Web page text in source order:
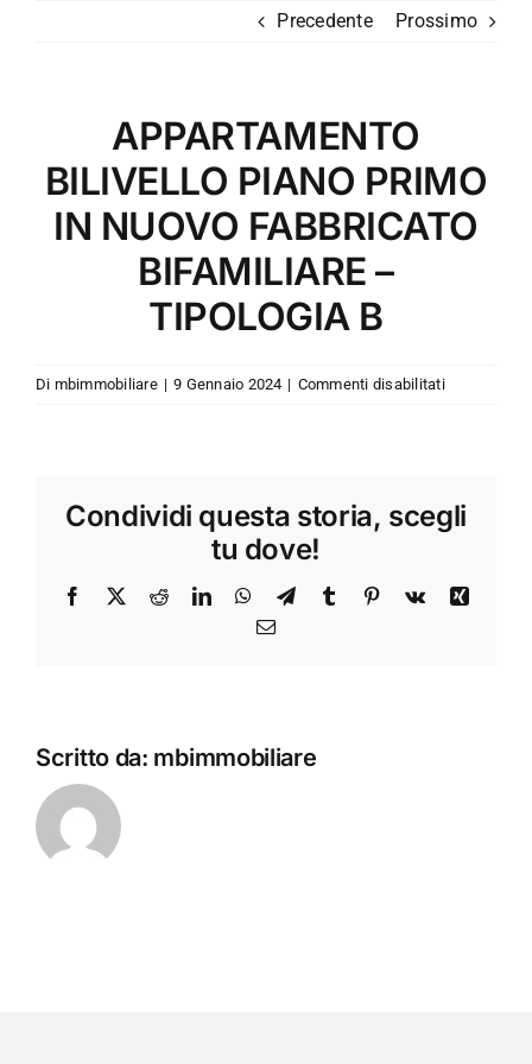
Precedente Prossimo
APPARTAMENTO
BILIVELLO PIANO PRIMO
IN NUOVO FABBRICATO
BIFAMILIARE –
TIPOLOGIA B
Di mbimmobiliare | 9 Gennaio 2024 | Commenti disabilitatisu
IN
Condividi questa storia, scegli
tu dove!
Facebook
X RedditLinkedInWhatsApp
TelegramTumblr Pinterest
Vk
Xing
Email
Scritto da: mbimmobiliare